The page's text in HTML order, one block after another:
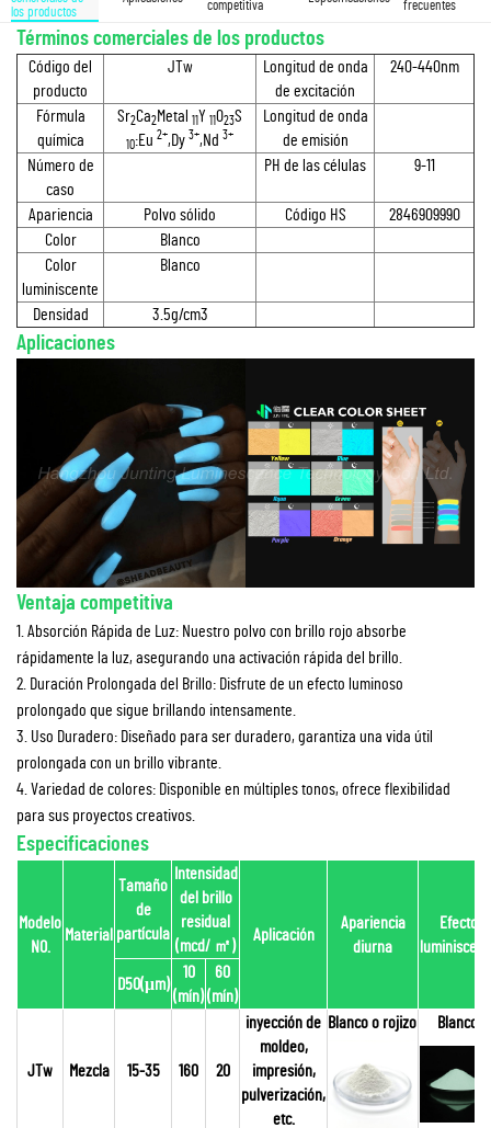
los productos
competitiva
frecuentes
Términos comerciales de los productos
Código del
producto
JTw
Longitud de onda
de excitación
240-440nm
Fórmula
química
Sr2Ca2Metal 11Y 11023S
10:Eu 2+,Dy 3+,Nd 3+
Longitud de onda
de emisión
Número de
caso
PH de las células 9-11
Apariencia Polvo sólido Código HS
2846909990
Color
Blanco
Color
luminiscente
Blanco
Densidad 3.5g/cm3
Aplicaciones
Ventaja competitiva
1. Absorción Rápida de Luz: Nuestro polvo con brillo rojo absorbe
rápidamente la luz, asegurando una activación rápida del brillo.
2. Duración Prolongada del Brillo: Disfrute de un efecto luminoso
prolongado que sigue brillando intensamente.
3. Uso Duradero: Diseñado para ser duradero, garantiza una vida útil
prolongada con un brillo vibrante.
4. Variedad de colores: Disponible en múltiples tonos, ofrece flexibilidad
para sus proyectos creativos.
Especificaciones
Modelo
NO.
Material
Tamaño
de
partícula
Intensidad
del brillo
residual
(mcd/ ㎡)
Aplicación
Apariencia
diurna
Efecto
D50(μm)
10
(mín)
60
(mín)
JTw Mezcla 15-35 160 20
inyección de
moldeo,
impresión,
pulverización,
etc.
Blanco o rojizo Blanco